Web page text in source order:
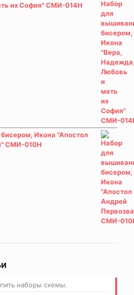
их София" СМИ-014Н
Икона "Апостол
СМИ-010Н
наборы схемы.